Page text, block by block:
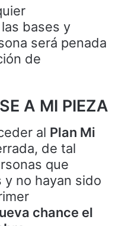
bases y
será penada
de
A MI PIEZA
al Plan Mi
de tal
que
no hayan sido
chance el